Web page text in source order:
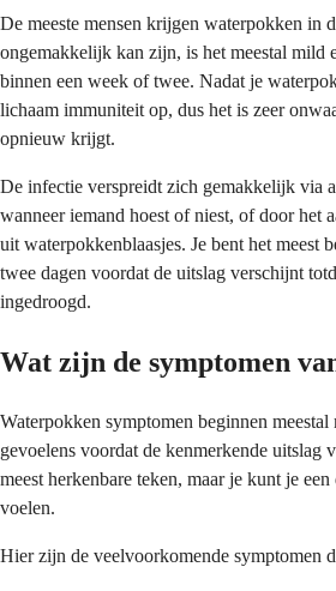
De meeste mensen krijgen waterpokken in
ongemakkelijk kan zijn, is het meestal mild
binnen een week of twee. Nadat je
lichaam immuniteit op, dus het is zeer
opnieuw krijgt.
De infectie verspreidt zich gemakkelijk via
wanneer iemand hoest of niest, of door het
uit waterpokkenblaasjes. Je bent het meest
twee dagen voordat de uitslag verschijnt
ingedroogd.
Wat zijn de symptomen
Waterpokken symptomen beginnen meestal
gevoelens voordat de kenmerkende uitslag
meest herkenbare teken, maar je kunt je
voelen.
Hier zijn de veelvoorkomende symptomen